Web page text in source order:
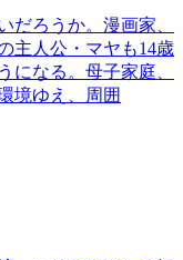
だろうか。漫画家、
主人公・マヤも14歳
になる。母子家庭、
境ゆえ、周囲